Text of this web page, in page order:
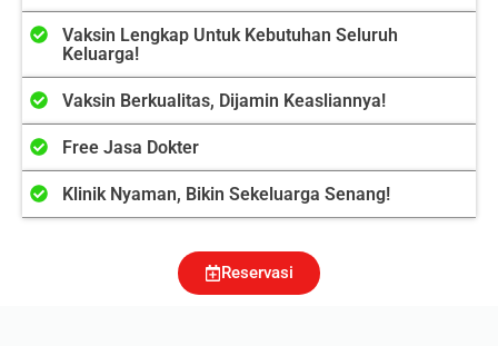
Vaksin Lengkap Untuk Kebutuhan Seluruh
Keluarga!
Vaksin Berkualitas, Dijamin Keasliannya!
Free Jasa Dokter
Klinik Nyaman, Bikin Sekeluarga Senang!
Reservasi